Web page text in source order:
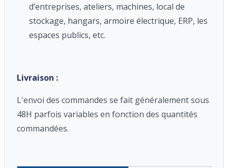
d’entreprises, ateliers, machines, local de
stockage, hangars, armoire électrique, ERP, les
espaces publics, etc.
Livraison :
L'envoi des commandes se fait généralement sous
48H parfois variables en fonction des quantités
commandées.